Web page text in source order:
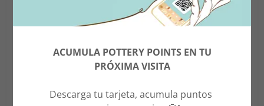
Reservar
Eventos
Términos y condiciones
#EstoNoEsSoloUnaTaza
ACUMULA POTTERY POINTS EN TU
PRÓXIMA VISITA
Descarga tu tarjeta, acumula puntos